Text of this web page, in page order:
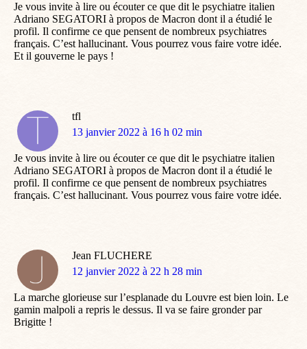
Je vous invite à lire ou écouter ce que dit le psychiatre italien
Adriano SEGATORI à propos de Macron dont il a étudié le
profil. Il confirme ce que pensent de nombreux psychiatres
français. C’est hallucinant. Vous pourrez vous faire votre idée.
Et il gouverne le pays !
tfl
dit
13 janvier 2022 à 16 h 02 min
Je vous invite à lire ou écouter ce que dit le psychiatre italien
Adriano SEGATORI à propos de Macron dont il a étudié le
profil. Il confirme ce que pensent de nombreux psychiatres
français. C’est hallucinant. Vous pourrez vous faire votre idée.
Jean FLUCHERE
dit
12 janvier 2022 à 22 h 28 min
La marche glorieuse sur l’esplanade du Louvre est bien loin. Le
gamin malpoli a repris le dessus. Il va se faire gronder par
Brigitte !